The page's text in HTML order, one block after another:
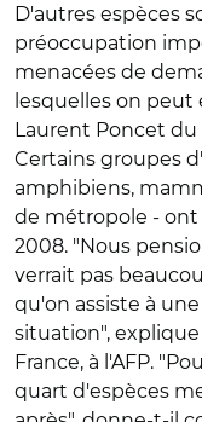
D'autres espèces
préoccupation
menacées de
lesquelles on peut
Laurent Poncet du
Certains groupes
amphibiens,
de métropole - ont
2008. "Nous
verrait pas
qu'on assiste à
situation", explique
France, à l'AFP.
quart d'espèces